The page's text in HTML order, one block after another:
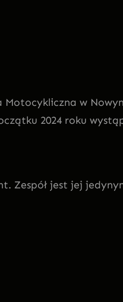
w
2024 roku
Zespół jest jej